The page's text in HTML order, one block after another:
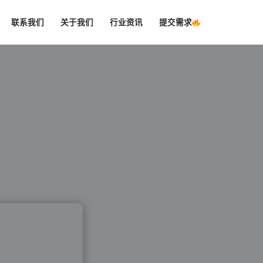
联系我们 关于我们 行业资讯 提交需求